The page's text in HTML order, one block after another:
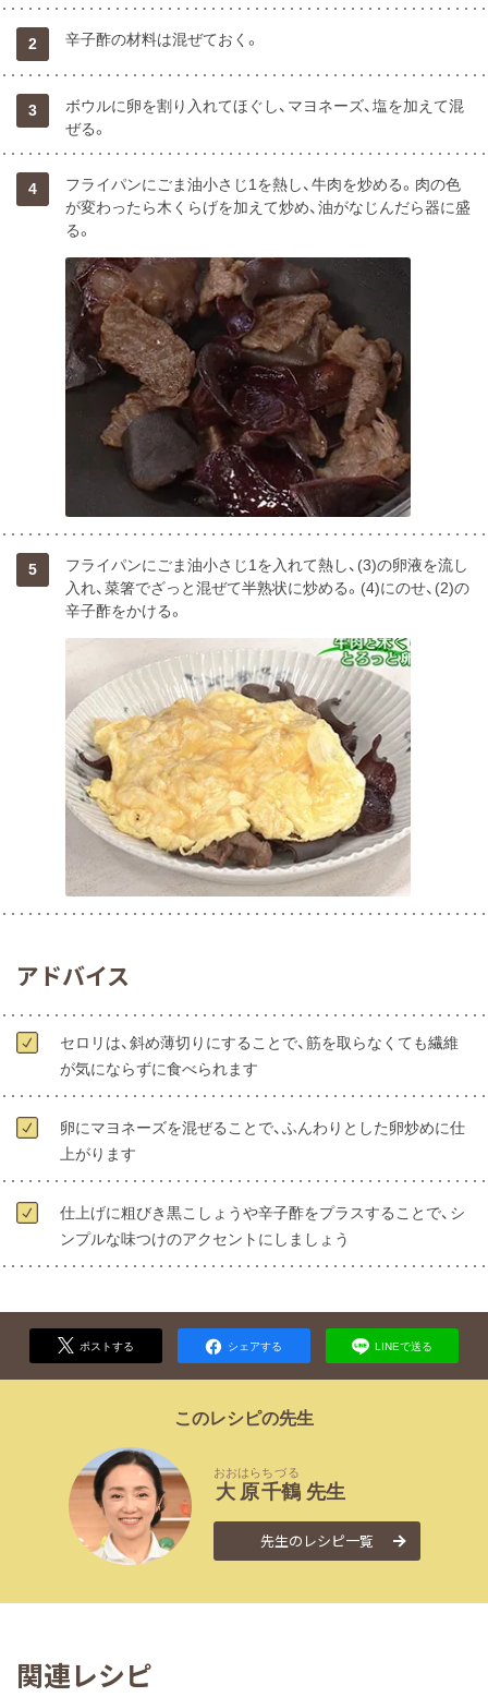
2 辛子酢の材料は混ぜておく。
3
ボウルに卵を割り入れてほぐし、マヨネーズ、塩を加えて混
ぜる。
4
フライパンにごま油小さじ1を熱し、牛肉を炒める。肉の色
が変わったら木くらげを加えて炒め、油がなじんだら器に盛
る。
5
フライパンにごま油小さじ1を入れて熱し、(3)の卵液を流し
入れ、菜箸でざっと混ぜて半熟状に炒める。(4)にのせ、(2)の
辛子酢をかける。
アドバイス
セロリは、斜め薄切りにすることで、筋を取らなくても繊維
が気にならずに食べられます
卵にマヨネーズを混ぜることで、ふんわりとした卵炒めに仕
上がります
仕上げに粗びき黒こしょうや辛子酢をプラスすることで、シ
ンプルな味つけのアクセントにしましょう
ポストする シェアする LINEで送る
このレシピの先生
大原
おおはら
千鶴
ちづる
先生
先生のレシピ一覧
関連レシピ